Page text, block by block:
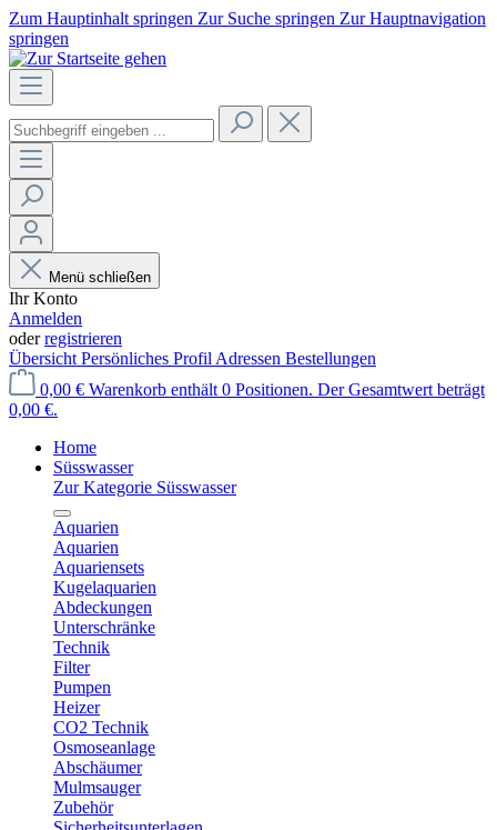
Zum Hauptinhalt springen Zur Suche springen Zur Hauptnavigation
springen
Menü schließen
Ihr Konto
Anmelden
oderregistrieren
Übersicht Persönliches Profil Adressen Bestellungen
0,00 € Warenkorb enthält 0 Positionen. Der Gesamtwert beträgt
0,00 €.
Home
Süsswasser
Zur Kategorie Süsswasser
Aquarien
Aquarien
Aquariensets
Kugelaquarien
Abdeckungen
Unterschränke
Technik
Filter
Pumpen
Heizer
CO2 Technik
Osmoseanlage
Abschäumer
Mulmsauger
Zubehör